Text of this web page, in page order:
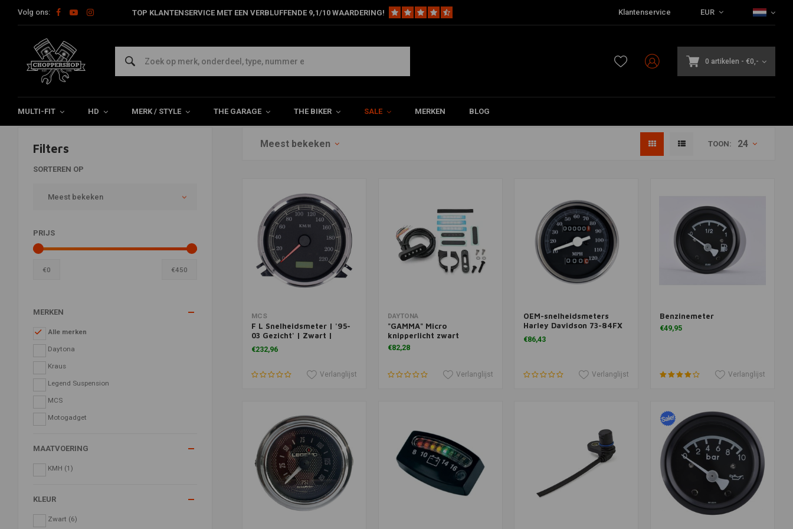
Volg ons: TOP KLANTENSERVICE MET EEN VERBLUFFENDE 9,1/10 WAARDERING! Klantenservice EUR
0 artikelen - €0,-
MULTI-FIT HD MERK / STYLE THE GARAGE THE BIKER SALE MERKEN BLOG
Tellers Overig
Home Multi-fit Tellers Tellers Overig
Filters
SORTEREN OP
Meest bekeken
PRIJS
€0 €450
MERKEN
Alle merken
Daytona
Kraus
Legend Suspension
MCS
Motogadget
MAATVOERING
KMH (1)
KLEUR
Zwart (6)
Meest bekeken TOON: 24
Toevoegen aan winkelwagen
MCS
F L Snelheidsmeter | '95-
03 Gezicht' | Zwart |
Elektronische Aandrijving
€232,96
Verlanglijst
Toevoegen aan winkelwagen
DAYTONA
"GAMMA" Micro
knipperlicht zwart
€82,28
Verlanglijst
Toevoegen aan winkelwagen
OEM-snelheidsmeters
Harley Davidson 73-84FX
en 1973XL
€86,43
Verlanglijst
Meer informatie
Benzinemeter
€49,95
Verlanglijst